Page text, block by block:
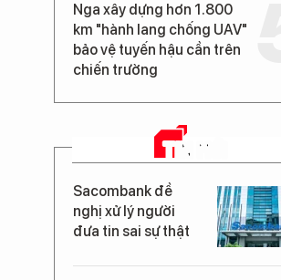
Nga xây dựng hơn 1.800
km "hành lang chống UAV"
bảo vệ tuyến hậu cần trên
chiến trường
TIN MỚI
Sacombank đề
nghị xử lý người
đưa tin sai sự thật